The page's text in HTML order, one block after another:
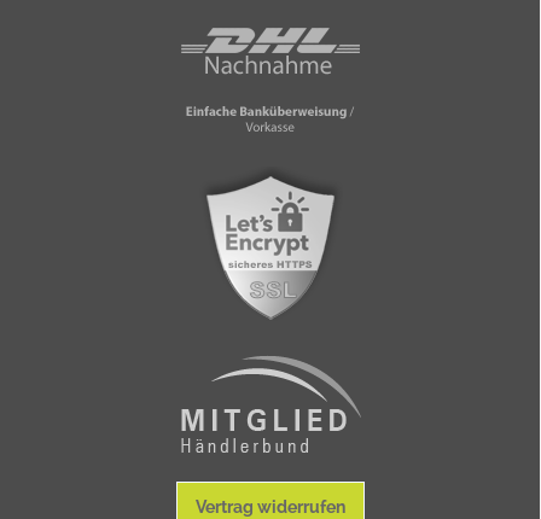
Vertrag widerrufen